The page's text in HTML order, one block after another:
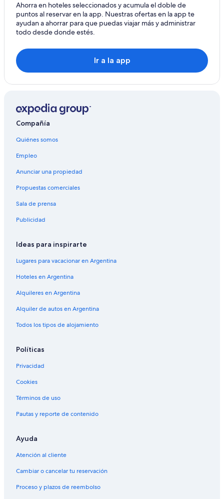
Ahorra en hoteles seleccionados y acumula el doble de
puntos al reservar en la app. Nuestras ofertas en la app te
ayudan a ahorrar para que puedas viajar más y administrar
todo desde donde estés.
Ir a la app
Compañía
Quiénes somos
Empleo
Anunciar una propiedad
Propuestas comerciales
Sala de prensa
Publicidad
Ideas para inspirarte
Lugares para vacacionar en Argentina
Hoteles en Argentina
Alquileres en Argentina
Alquiler de autos en Argentina
Todos los tipos de alojamiento
Políticas
Privacidad
Cookies
Términos de uso
Pautas y reporte de contenido
Ayuda
Atención al cliente
Cambiar o cancelar tu reservación
Proceso y plazos de reembolso